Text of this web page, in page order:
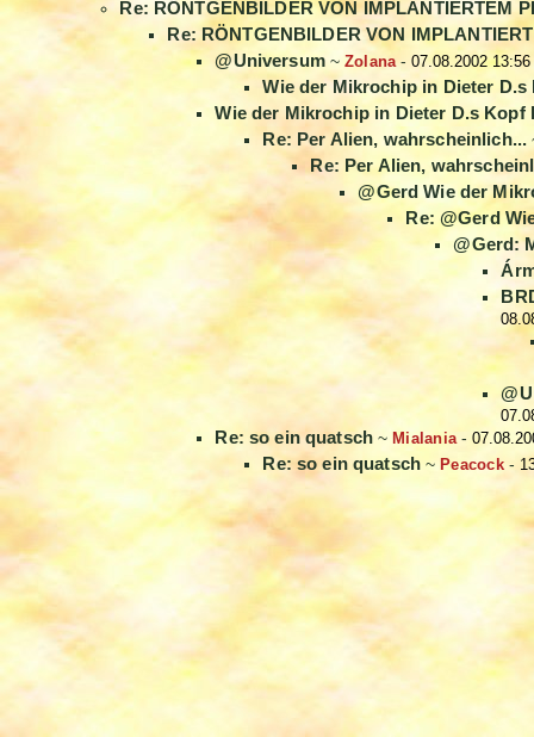
Re: RÖNTGENBILDER VON IMPLANTIERTEM
Re: RÖNTGENBILDER VON
@Universum~ Zolana-07.08.2002 13:56
Wie der Mikrochip in Dieter D.s
Wie der Mikrochip in Dieter D.s Kopf
Re: Per Alien, wahrscheinlich...
Re: Per Alien,
@Gerd Wie der
Re: @Gerd
@Gerd:
Re: so ein quatsch ~ Mialania-
Re: so ein quatsch ~ Peacock-